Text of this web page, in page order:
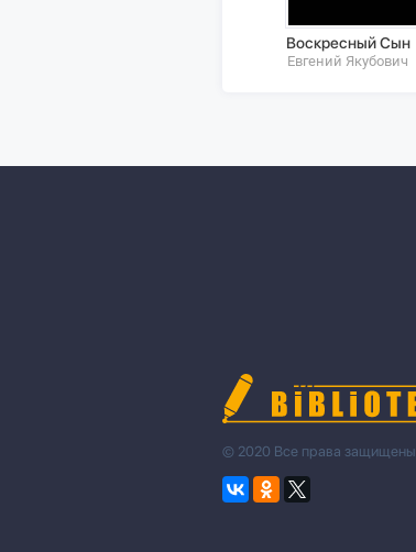
Воскресный Сын
Евгений Якубович
© 2020 Все права защищены